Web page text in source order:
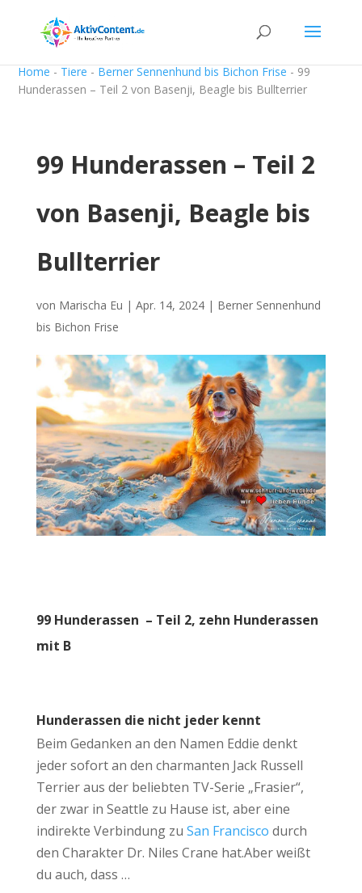
Home - Tiere - Berner Sennenhund bis Bichon Frise - 99
Hunderassen – Teil 2 von Basenji, Beagle bis Bullterrier
99 Hunderassen – Teil 2
von Basenji, Beagle bis
Bullterrier
von Marischa Eu | Apr. 14, 2024| Berner Sennenhund
bis Bichon Frise
99 Hunderassen – Teil 2, zehn Hunderassen
mit B
Hunderassen die nicht jeder kennt
Beim Gedanken an den Namen Eddie denkt
jeder sofort an den charmanten Jack Russell
Terrier aus der beliebten TV-Serie „Frasier“,
der zwar in Seattle zu Hause ist, aber eine
indirekte Verbindung zu San Francisco durch
den Charakter Dr. Niles Crane hat.Aber weißt
du auch, dass …